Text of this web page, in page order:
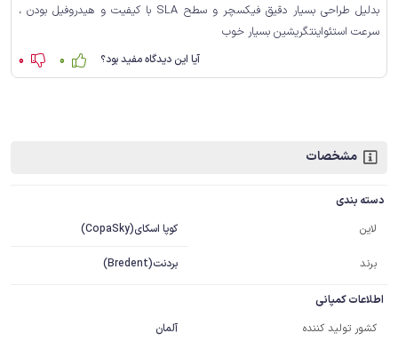
بدلیل طراحی بسیار دقیق فیکسچر و سطح SLA با کیفیت و هیدروفیل بودن ،
سرعت استئواینتگریشین بسیار خوب
آیا این دیدگاه مفید بود؟ 0
0
مشخصات
دسته بندی
لاین
کوپا اسکای(CopaSky)
برند بردنت(Bredent)
اطلاعات کمپانی
کشور تولید کننده
آلمان